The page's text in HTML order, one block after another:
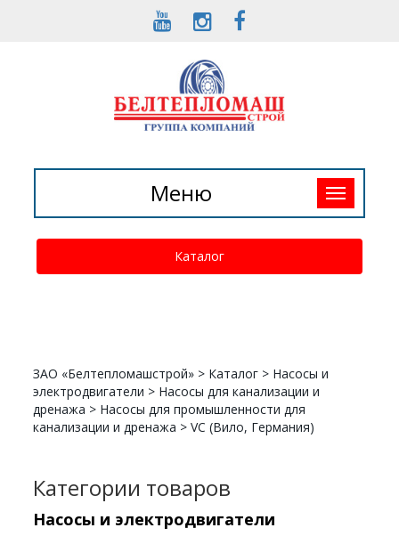
Toggle
navigation
Меню
Каталог
ЗАО «Белтепломашстрой» > Каталог > Насосы и
электродвигатели > Насосы для канализации и
дренажа > Насосы для промышленности для
канализации и дренажа >VC (Вило, Германия)
Категории товаров
Насосы и электродвигатели